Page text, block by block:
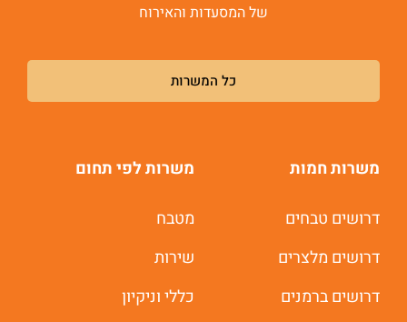
של המסעדות והאירוח
כל המשרות
משרות חמות
דרושים טבחים
דרושים מלצרים
דרושים ברמנים
משרות לפי תחום
מטבח
שירות
כללי וניקיון